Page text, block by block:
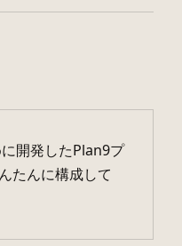
開発したPlan9プ
たんに構成して